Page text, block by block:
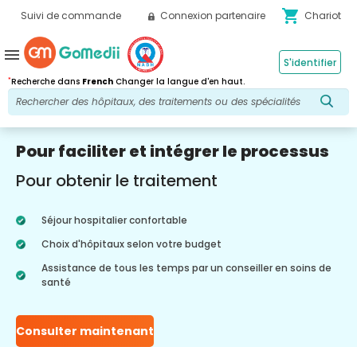
Suivi de commande Connexion partenaire shopping_cart Chariot
*Recherche dans French Changer la langue d'en haut.
S'identifier
menu
Pour faciliter et intégrer le processus
Pour obtenir le traitement
Séjour hospitalier confortable
Choix d'hôpitaux selon votre budget
Assistance de tous les temps par un conseiller en soins de
santé
Consulter maintenant